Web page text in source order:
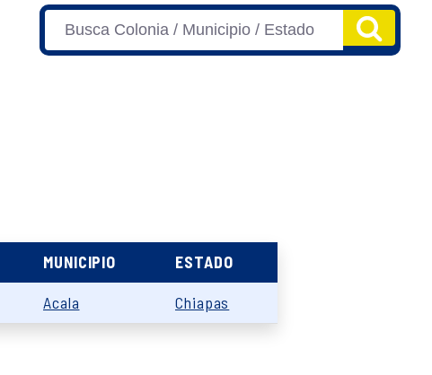
MUNICIPIO ESTADO
Acala Chiapas